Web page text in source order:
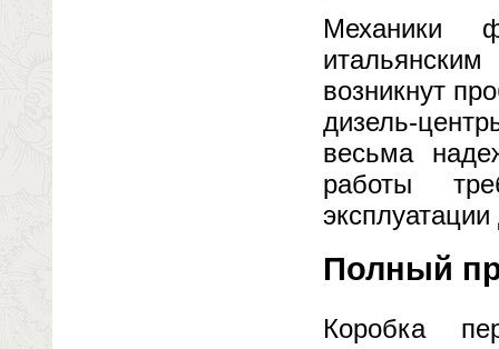
Механики
возникнут
дизель-
весьма
работы
Полный
Коробка